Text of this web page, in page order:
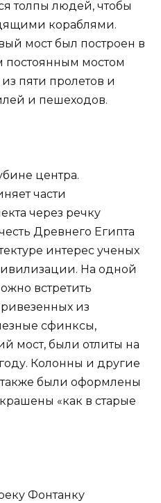
толпы людей, чтобы
кораблями.
мост был построен в
постоянным мостом
пяти пролетов и
и пешеходов.
центра.
части
через речку
Древнего Египта
интерес ученых
На одной
встретить
из
сфинксы,
мост, были отлиты на
Колонны и другие
были оформлены
«как в старые
Фонтанку